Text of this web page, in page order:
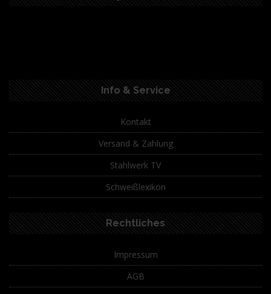
Info & Service
Kontakt
Versand & Zahlung
Stahlwerk TV
Schweißlexikon
Rechtliches
Impressum
AGB